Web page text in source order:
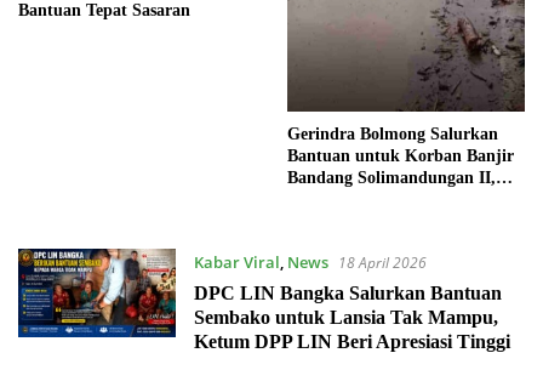
Bantuan Tepat Sasaran
Gerindra Bolmong Salurkan
Bantuan untuk Korban Banjir
Bandang Solimandungan II,
Kabar Viral, News
18 April 2026
DPC LIN Bangka Salurkan Bantuan
Sembako untuk Lansia Tak Mampu,
Ketum DPP LIN Beri Apresiasi Tinggi